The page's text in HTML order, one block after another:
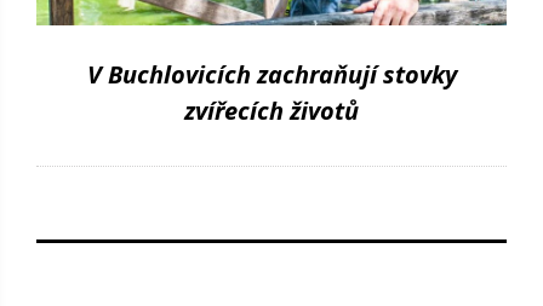
V Buchlovicích zachraňují stovky
zvířecích životů